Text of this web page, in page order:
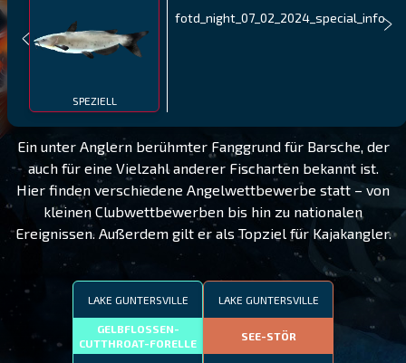
SPEZIELL
fotd_night_07_02_2024_special_info
Ein unter Anglern berühmter Fanggrund für Barsche, der
auch für eine Vielzahl anderer Fischarten bekannt ist.
Hier finden verschiedene Angelwettbewerbe statt – von
kleinen Clubwettbewerben bis hin zu nationalen
Ereignissen. Außerdem gilt er als Topziel für Kajakangler.
LAKE GUNTERSVILLE
GELBFLOSSEN-
CUTTHROAT-FORELLE
LAKE GUNTERSVILLE
SEE-STÖR